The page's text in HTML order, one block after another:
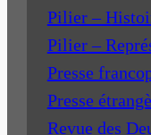
Pilier –
Pilier –
Presse
Presse
Revue des